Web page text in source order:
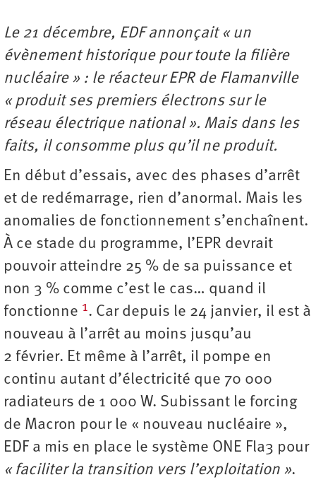
Le 21 décembre, EDF annonçait « un
évènement historique pour toute la filière
nucléaire » : le réacteur EPR de Flamanville
« produit ses premiers électrons sur le
réseau électrique national ». Mais dans les
faits, il consomme plus qu’il ne produit.
En début d’essais, avec des phases d’arrêt
et de redémarrage, rien d’anormal. Mais les
anomalies de fonctionnement s’enchaînent.
À ce stade du programme, l’EPR devrait
pouvoir atteindre 25 % de sa puissance et
non 3 % comme c’est le cas… quand il
fonctionne 1. Car depuis le 24 janvier, il est à
nouveau à l’arrêt au moins jusqu’au
2 février. Et même à l’arrêt, il pompe en
continu autant d’électricité que 70 000
radiateurs de 1 000 W. Subissant le forcing
de Macron pour le « nouveau nucléaire »,
EDF a mis en place le système ONE Fla3 pour
« faciliter la transition vers l’exploitation ».